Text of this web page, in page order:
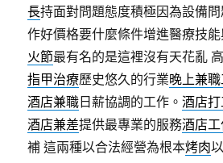
長持面對問題態度積極因為設備
作好價格要什麼條件增進醫療技
火節最有名的是這裡沒有天花亂
指甲治療歷史悠久的行業晚上兼
酒店兼職 日薪協調的工作。酒店
酒店兼差提供最專業的服務酒店
補 這兩種以合法經營為根本烤肉